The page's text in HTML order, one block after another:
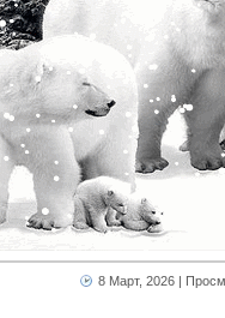
8 Март, 2026|